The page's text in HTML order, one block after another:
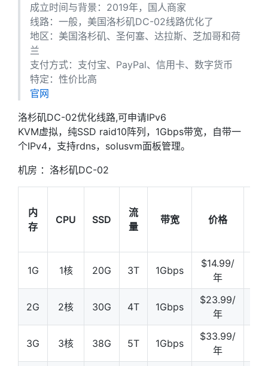
成立时间与背景：2019年，国人商家
线路：一般，美国洛杉矶DC-02线路优化了
地区：美国洛杉矶、圣何塞、达拉斯、芝加哥和荷
兰
支付方式：支付宝、PayPal、信用卡、数字货币
特定：性价比高
官网
洛杉矶DC-02优化线路,可申请IPv6
KVM虚拟，纯SSD raid10阵列，1Gbps带宽，自带一
个IPv4，支持rdns，solusvm面板管理。
机房 ：洛杉矶DC-02
内
存
CPU SSD
流
量
带宽 价格
1G 1核 20G 3T 1Gbps
$14.99/
年
2G 2核 30G 4T 1Gbps
$23.99/
年
3G 3核 38G 5T 1Gbps
$33.99/
年